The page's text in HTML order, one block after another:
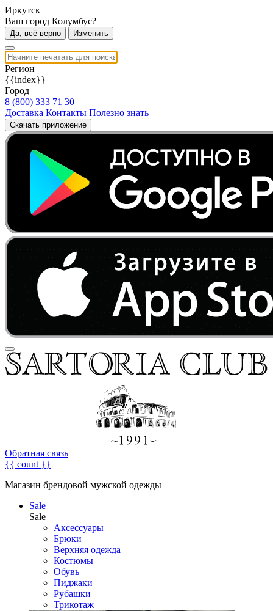
Иркутск
Ваш город Колумбус?
Да, всё верно Изменить
Регион
{{index}}
Город
8 (800) 333 71 30
Доставка Контакты Полезно знать
Скачать приложение
Обратная связь
{{ count }}
Магазин брендовой мужской одежды
Sale
Sale
Аксессуары
Брюки
Верхняя одежда
Костюмы
Обувь
Пиджаки
Рубашки
Трикотаж